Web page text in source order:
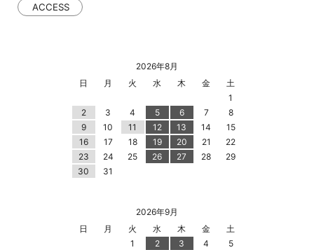
ACCESS
2026年8月
日
月 火 水 木 金
土
1
2
3 4 5 6 7
8
9
10 11 12 13 14
15
16
17 18 19 20 21
22
23
24 25 26 27 28
29
30
31
2026年9月
日
月 火 水 木 金
土
1
2 3 4
5